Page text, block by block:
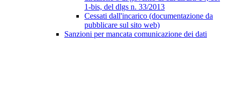
1-bis, del dlgs n. 33/2013
Cessati dall'incarico (documentazione da
pubblicare sul sito web)
Sanzioni per mancata comunicazione dei dati